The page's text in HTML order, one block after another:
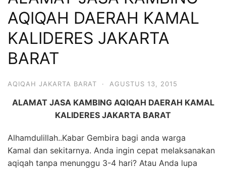
6713
AQIQAH DAERAH KAMAL
KALIDERES JAKARTA
BARAT
AQIQAH JAKARTA BARAT · AGUSTUS 13, 2015
ALAMAT JASA KAMBING AQIQAH DAERAH KAMAL
KALIDERES JAKARTA BARAT
Alhamdulillah..Kabar Gembira bagi anda warga
Kamal dan sekitarnya. Anda ingin cepat melaksanakan
aqiqah tanpa menunggu 3-4 hari? Atau Anda lupa